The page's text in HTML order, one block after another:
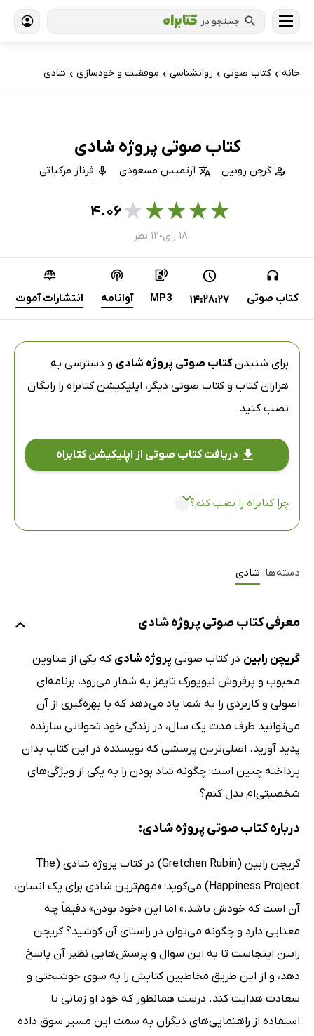
جستجو در
خانه › کتاب‌ صوتی › روانشناسی › موفقیت و خودسازی › شادی
کتاب صوتی پروژه شادی
گرچن روبین آرتمیس مسعودی فرناز مرکباتی
★
★
★
★
★۴.۰۶
۱۸ رای ● ۱۲ نظر
کتاب صوتی 14:28:27
MP3 آوانامه انتشارات آموت
برای شنیدنکتاب صوتی پروژه شادی و دسترسی به
هزاران کتاب و کتاب صوتی دیگر، اپلیکیشن کتابراه را رایگان
نصب کنید.
دریافت کتاب صوتی از اپلیکیشن کتابراه
چرا کتابراه را نصب کنم؟
دسته‌ها: شادی
معرفی کتاب صوتی پروژه شادی
گریچن رابین در کتاب صوتی پروژه شادی که یکی از عناوین
محبوب و پرفروش نیویورک تایمز به شمار می‌رود، برنامه‌ای
اصولی و کاربردی را به شما یاد می‌دهد که با بهره‌گیری از آن
می‌توانید ظرف مدت یک سال، در زندگی خود تحولاتی سازنده
پدید آورید. اصلی‌ترین پرسشی که نویسنده در این کتاب بدان
پرداخته چنین است: چگونه شاد بودن را به یکی از ویژگی‌های
شخصیتی‌ام بدل کنم؟
درباره کتاب صوتی پروژه شادی:
گریچن رابین (Gretchen Rubin) در کتاب پروژه شادی (The
Happiness Project) می‌گوید: «مهم‌ترین شادی برای یک انسان،
آن است که خودش باشد.» اما این «خود بودن» دقیقاً چه
معنایی دارد و چگونه می‌توان در راستای آن کوشید؟ گریچن
رابین اینجاست تا به این سوال و پرسش‌هایی نظیر آن پاسخ
دهد، و از این طریق مخاطبین کتابش را به سوی خوشبختی و
سعادت هدایت کند. درست همانطور که خود او زمانی با
استفاده از راهنمایی‌های دیگران به سمت این مسیر سوق داده